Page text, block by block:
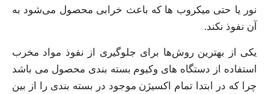
نور یا حتی میکروب‌ ها که باعث خرابی محصول می‌شود به
آن نفوذ نکند.
یکی از بهترین روش‌ها برای جلوگیری از نفوذ مواد مخرب
استفاده از دستگاه‌ های وکیوم بسته‌ بندی محصول می‌ باشد
چرا که در ابتدا تمام اکسیژن موجود در بسته‌ بندی را از بین